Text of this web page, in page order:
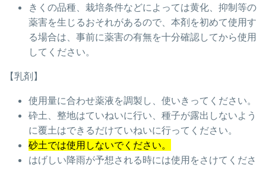
きくの品種、栽培条件などによっては黄化、抑制等の
薬害を生じるおそれがあるので、本剤を初めて使用す
る場合は、事前に薬害の有無を十分確認してから使用
してください。
【乳剤】
使用量に合わせ薬液を調製し、使いきってください。
砕土、整地はていねいに行い、種子が露出しないよう
に覆土はできるだけていねいに行ってください。
砂土では使用しないでください。
はげしい降雨が予想される時には使用をさけてくださ